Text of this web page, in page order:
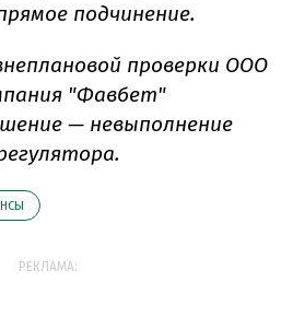
подчинение.
проверки ООО
"Фавбет"
— невыполнение
РЕКЛАМА: